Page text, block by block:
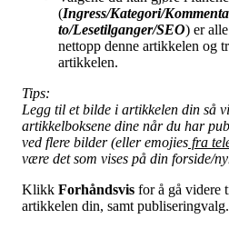
(Ingress/Kategori/
to/Lesetilganger/SEO) er
nettopp denne artikkelen og
artikkelen.
Tips:
Legg til et bilde i artikkelen din så
artikkelboksene dine når du har
ved flere bilder (eller emojies fra
være det som vises på din forside/
Klikk Forhåndsvis for å gå videre
artikkelen din, samt publiseringvalg.